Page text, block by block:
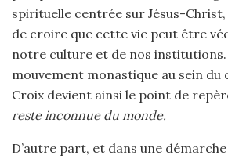
spirituelle centrée sur Jésus-
de croire que cette vie peut être
notre culture et de nos institutions.
mouvement monastique au sein du
Croix devient ainsi le point de
reste inconnue du monde.
D’autre part, et dans une